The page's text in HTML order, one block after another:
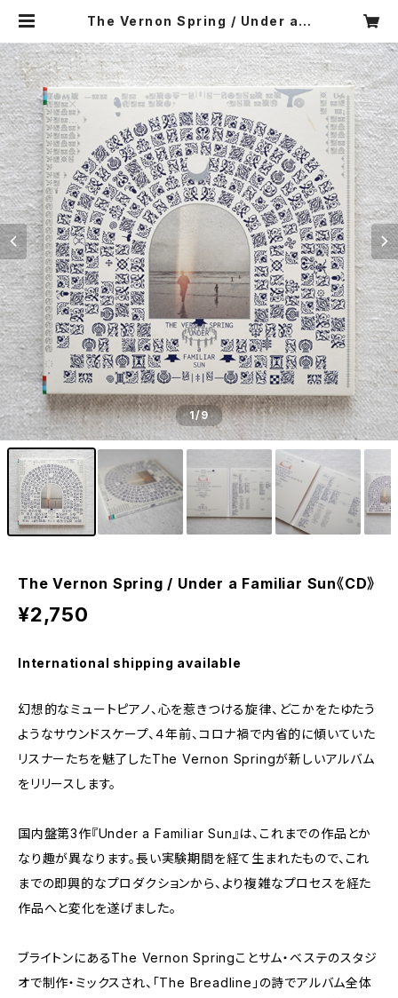
The Vernon Spring / Under a F
music
1/9
The Vernon Spring / Under a Familiar Sun《CD》
¥2,750
International shipping available
幻想的なミュートピアノ、心を惹きつける旋律、どこかをたゆたう
ようなサウンドスケープ、４年前、コロナ禍で内省的に傾いていた
リスナーたちを魅了したThe Vernon Springが新しいアルバム
をリリースします。
国内盤第3作『Under a Familiar Sun』は、これまでの作品とか
なり趣が異なります。長い実験期間を経て生まれたもので、これ
までの即興的なプロダクションから、より複雑なプロセスを経た
作品へと変化を遂げました。
ブライトンにあるThe Vernon Springことサム・ベステのスタジ
オで制作・ミックスされ、「The Breadline」の詩でアルバム全体